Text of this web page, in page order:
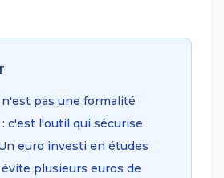
pas une formalité
c'est l'outil qui sécurise
euro investi en études
plusieurs euros de